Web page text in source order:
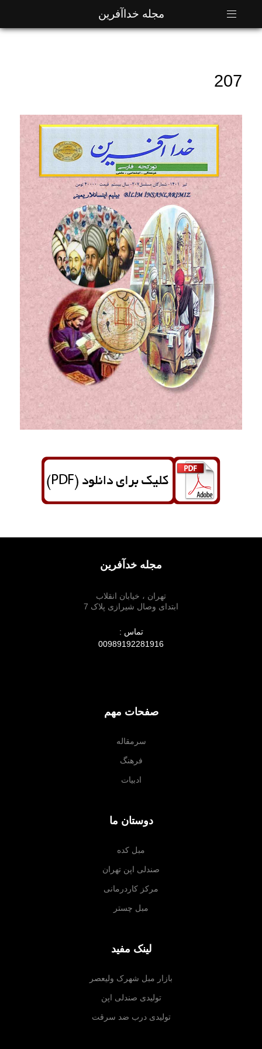
مجله خداآفرین
207
مجله خدآفرین
تهران ، خیابان انقلاب
ابتدای وصال شیرازی پلاک 7
تماس :
00989192281916
صفحات مهم
سرمقاله
فرهنگ
ادبیات
دوستان ما
مبل کده
صندلی اپن تهران
مرکز کاردرمانی
مبل چستر
لینک مفید
بازار مبل شهرک ولیعصر
تولیدی صندلی اپن
تولیدی درب ضد سرقت